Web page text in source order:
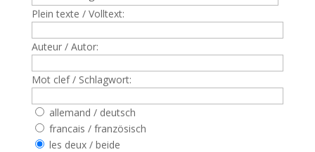
Plein texte / Volltext:
Auteur / Autor:
Mot clef / Schlagwort:
allemand / deutsch
francais / französisch
les deux / beide